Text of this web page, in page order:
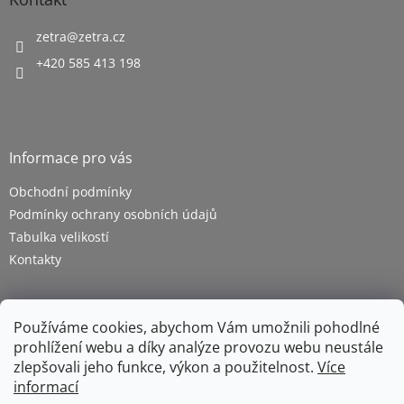
Používáme cookies, abychom Vám umožnili pohodlné
prohlížení webu a díky analýze provozu webu neustále
zlepšovali jeho funkce, výkon a použitelnost. Více
informací
zetra@zetra.cz
+420 585 413 198
Informace pro vás
Obchodní podmínky
Podmínky ochrany osobních údajů
Tabulka velikostí
Kontakty